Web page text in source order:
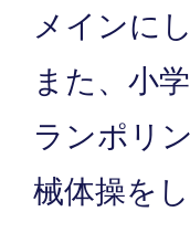
メインに
また、小
ランポリ
械体操を